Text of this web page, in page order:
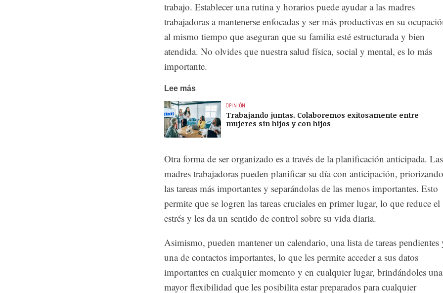
trabajo. Establecer una rutina y horarios puede ayudar a las madres
trabajadoras a mantenerse enfocadas y ser más productivas en su
al mismo tiempo que aseguran que su familia esté estructurada y bien
atendida. No olvides que nuestra salud física, social y mental, es lo más
importante.
Lee más
OPINIÓN
Trabajando juntas. Colaboremos exitosamente entre
mujeres sin hijos y con hijos
Otra forma de ser organizado es a través de la planificación anticipada. Las
madres trabajadoras pueden planificar su día con anticipación, priorizando
las tareas más importantes y separándolas de las menos importantes. Esto
permite que se logren las tareas cruciales en primer lugar, lo que reduce el
estrés y les da un sentido de control sobre su vida diaria.
Asimismo, pueden mantener un calendario, una lista de tareas pendientes
una de contactos importantes, lo que les permite acceder a sus datos
importantes en cualquier momento y en cualquier lugar, brindándoles una
mayor flexibilidad que les posibilita estar preparados para cualquier